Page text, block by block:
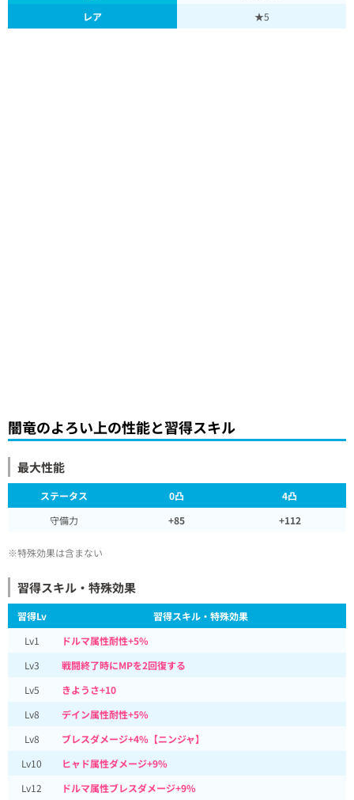
レア
★5
闇竜のよろい上の性能と習得スキル
最大性能
ステータス 0凸
4凸
守備力
+85 +112
※特殊効果は含まない
習得スキル・特殊効果
習得Lv
習得スキル・特殊効果
Lv1
ドルマ属性耐性+5%
Lv3
戦闘終了時にMPを2回復する
Lv5
きようさ+10
Lv8
デイン属性耐性+5%
Lv8
ブレスダメージ+4%【ニンジャ】
Lv10
ヒャド属性ダメージ+9%
Lv12
ドルマ属性ブレスダメージ+9%